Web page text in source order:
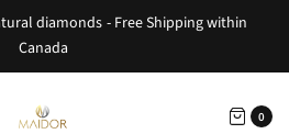
diamonds - Free Shipping within
Canada
0